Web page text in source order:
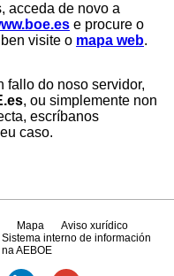
acceda de novo a
e procure o
visite o mapa web.
fallo do noso servidor,
, ou simplemente non
escríbanos
caso.
Mapa
Aviso xurídico
Sistema interno de información
AEBOE